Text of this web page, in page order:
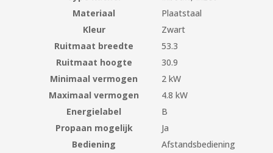
Materiaal
Plaatstaal
Kleur
Zwart
Ruitmaat breedte
53.3
Ruitmaat hoogte
30.9
Minimaal vermogen
2 kW
Maximaal vermogen
4.8 kW
Energielabel
B
Propaan mogelijk
Ja
Bediening
Afstandsbediening